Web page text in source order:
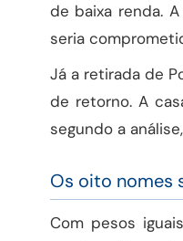
de baixa renda.
seria
Já a retirada de
de retorno. A
segundo a
Os oito nomes
Com pesos